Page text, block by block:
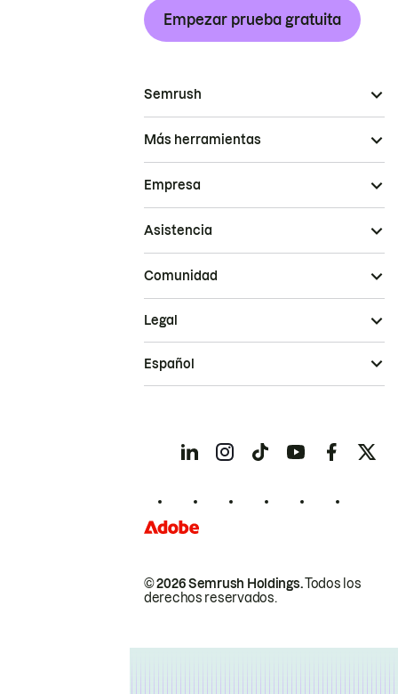
Empezar prueba gratuita
Semrush
Más herramientas
Empresa
Asistencia
Comunidad
© 2026 Semrush Holdings.Todos los
derechos reservados.
Legal
Español